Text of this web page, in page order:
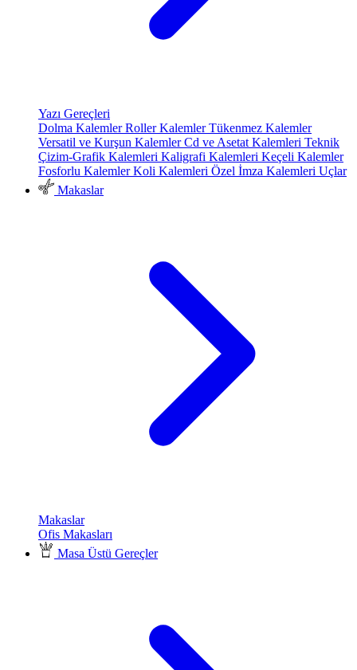
Yazı Gereçleri
Dolma KalemlerRoller KalemlerTükenmez Kalemler
Versatil ve Kurşun KalemlerCd ve Asetat Kalemleri Teknik
Çizim-Grafik Kalemleri Kaligrafi Kalemleri Keçeli Kalemler
Fosforlu KalemlerKoli Kalemleri Özel İmza Kalemleri Uçlar
Makaslar
Makaslar
Ofis Makasları
Masa Üstü Gereçler